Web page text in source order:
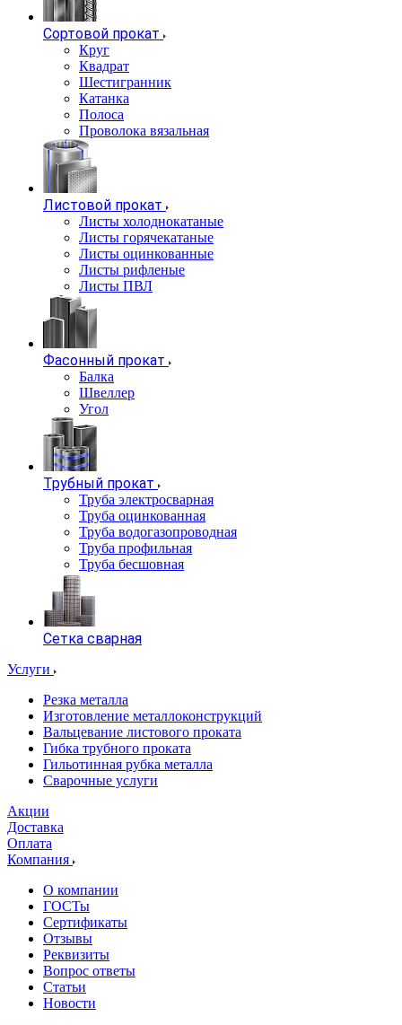
Сортовой прокат
Круг
Квадрат
Шестигранник
Катанка
Полоса
Проволока вязальная
Листовой прокат
Листы холоднокатаные
Листы горячекатаные
Листы оцинкованные
Листы рифленые
Листы ПВЛ
Фасонный прокат
Балка
Швеллер
Угол
Трубный прокат
Труба электросварная
Труба оцинкованная
Труба водогазопроводная
Труба профильная
Труба бесшовная
Сетка сварная
Услуги
Резка металла
Изготовление металлоконструкций
Вальцевание листового проката
Гибка трубного проката
Гильотинная рубка металла
Сварочные услуги
Акции
Доставка
Оплата
Компания
О компании
ГОСТы
Сертификаты
Отзывы
Реквизиты
Вопрос ответы
Статьи
Новости